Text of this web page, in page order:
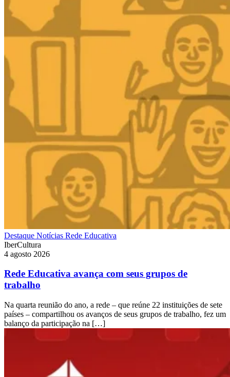
Destaque Notícias Rede Educativa
IberCultura
4 agosto 2026
Rede Educativa avança com seus grupos de
trabalho
Na quarta reunião do ano, a rede – que reúne 22 instituições de sete
países – compartilhou os avanços de seus grupos de trabalho, fez um
balanço da participação na […]